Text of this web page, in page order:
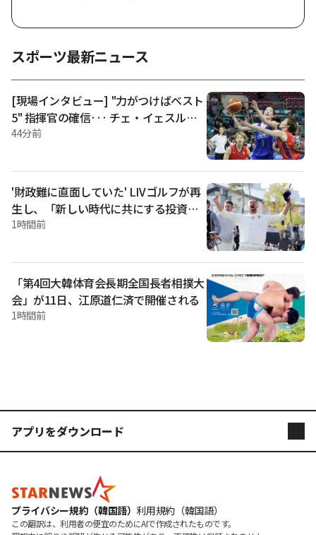
SSGランダースの正面対決を観覧していたところ、熱中症で倒
れたイ某氏(23)が入院治療を終えて退院した」と6日明らかに
した。 無事に帰宅したが、当時の状況は実は非常に緊迫して
いた。 試合終盤の9回表を控えて観客席で李さんが突然倒れる
と、周辺の観覧客の通報で安全要員が直ちに出動して祈祷を確
保した。 患者の意識がないと、現場で心停止と推定して約20
秒間CPRを実施し、自動体外式除細動器(AED)で電気衝撃を加
えるなど、迅速な応急措置が行われた。 緊急事態が発生する
と審判陣は直ちに試合を中断させ、応援と練習投球まで全て
止まったまま、静寂の中で応急移送が進行された。 李氏は現
場で早い措置のおかげで意識を回復した後、嘉泉（カチョ
ン）大学ギル病院の救急医療センターに移送され、心血管系
集中治療室（HICU）で心臓内科（重
スポーツ最新ニュース
[現場インタビュー] "力がつけばベスト
5" 指揮官の確信··· チェ・イェスルも
「プロテイン・ウェイト、ご飯もたく
44分前
'財政難に直面していた' LIVゴルフが再
生し、「新しい時代に共にする投資家
を確保」··· 不透明な投資家情報は不安
1時間前
「第4回大韓体育会長期全国長者相撲大
会」が11日、江原道仁済で開催される
1時間前
アプリをダウンロード
STARPOLL
プライバシー規約（韓国語） 利用規約（韓国語）
この翻訳は、利用者の便宜のためにAIで作成されたものです。